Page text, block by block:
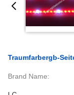
Traumfarbergb-
Brand Name: